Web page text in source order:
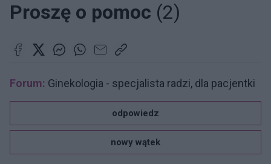
Proszę o pomoc (2)
Forum: Ginekologia - specjalista radzi, dla pacjentki
odpowiedz
nowy wątek